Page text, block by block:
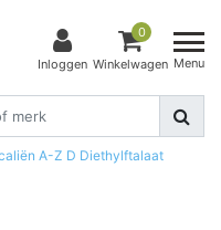
Inloggen
0
Winkelwagen Menu
A-Z D Diethylftalaat